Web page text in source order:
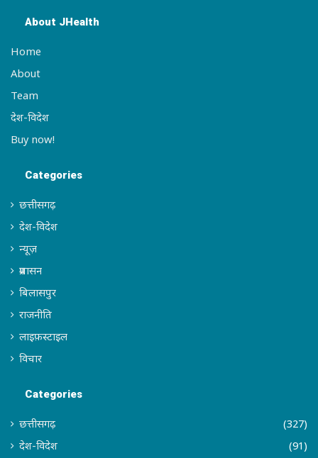
About JHealth
Home
About
Team
देश-विदेश
Buy now!
Categories
छत्तीसगढ़
देश-विदेश
न्यूज़
प्रशासन
बिलासपुर
राजनीति
लाइफ़स्टाइल
विचार
Categories
छत्तीसगढ़
(327)
देश-विदेश
(91)